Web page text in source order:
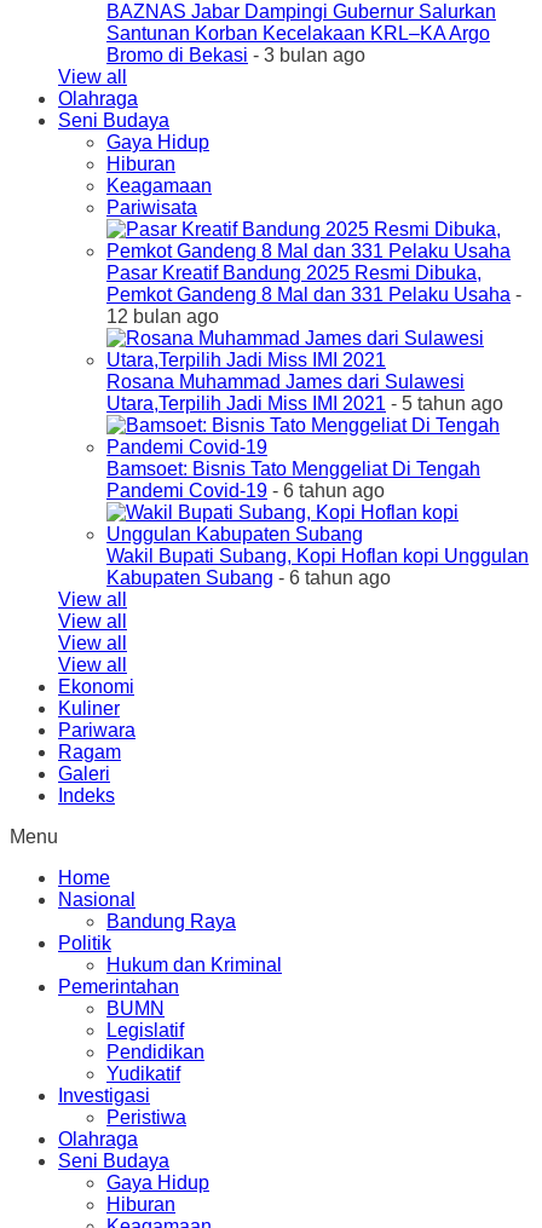
BAZNAS Jabar Dampingi Gubernur Salurkan
Santunan Korban Kecelakaan KRL–KA Argo
Bromo di Bekasi - 3 bulan ago
View all
Olahraga
Seni Budaya
Gaya Hidup
Hiburan
Keagamaan
Pariwisata
Pasar Kreatif Bandung 2025 Resmi Dibuka,
Pemkot Gandeng 8 Mal dan 331 Pelaku Usaha -
12 bulan ago
Rosana Muhammad James dari Sulawesi
Utara,Terpilih Jadi Miss IMI 2021 - 5 tahun ago
Bamsoet: Bisnis Tato Menggeliat Di Tengah
Pandemi Covid-19 - 6 tahun ago
Wakil Bupati Subang, Kopi Hoflan kopi Unggulan
Kabupaten Subang - 6 tahun ago
View all
View all
View all
View all
Ekonomi
Kuliner
Pariwara
Ragam
Galeri
Indeks
Menu
Home
Nasional
Bandung Raya
Politik
Hukum dan Kriminal
Pemerintahan
BUMN
Legislatif
Pendidikan
Yudikatif
Investigasi
Peristiwa
Olahraga
Seni Budaya
Gaya Hidup
Hiburan